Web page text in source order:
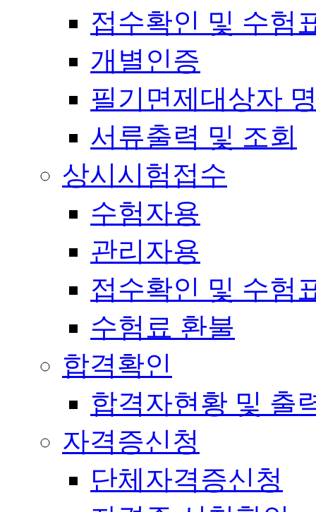
접수확인 및 수험
개별인증
필기면제대상자
서류출력 및 조회
상시시험접수
수험자용
관리자용
접수확인 및 수험
수험료 환불
합격확인
합격자현황 및 출
자격증신청
단체자격증신청